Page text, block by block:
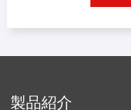
製品紹介